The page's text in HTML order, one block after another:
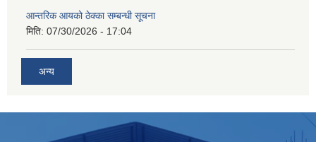
आन्तरिक आयको ठेक्का सम्बन्धी सूचना
मिति: 07/30/2026 - 17:04
अन्य